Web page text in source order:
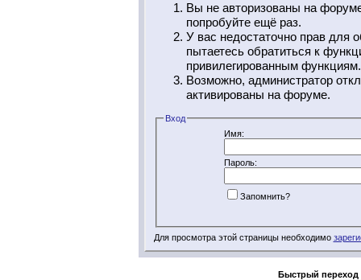
Вы не авторизованы на
попробуйте ещё раз.
У вас недостаточно прав для
пытаетесь обратиться к
привилегированным функциям.
Возможно, администратор
активированы на форуме.
Вход
Имя:
Пароль:
Запомнить?
Для просмотра этой страницы необходимо
Быстрый переход